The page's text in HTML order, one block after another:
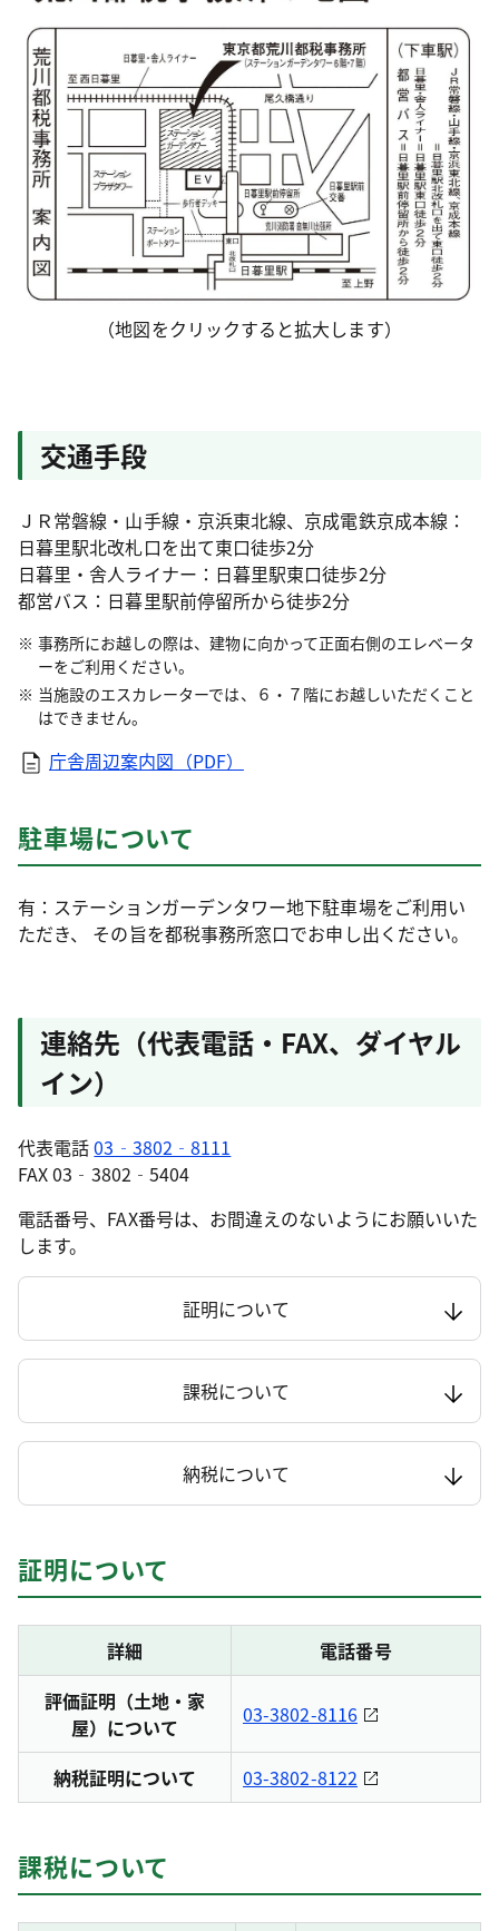
（地図をクリックすると拡大します）
交通手段
ＪＲ常磐線・山手線・京浜東北線、京成電鉄京成本線：
日暮里駅北改札口を出て東口徒歩2分
日暮里・舎人ライナー：日暮里駅東口徒歩2分
都営バス：日暮里駅前停留所から徒歩2分
事務所にお越しの際は、建物に向かって正面右側のエレベータ
ーをご利用ください。
当施設のエスカレーターでは、６・７階にお越しいただくこと
はできません。
庁舎周辺案内図（PDF）
駐車場について
有：ステーションガーデンタワー地下駐車場をご利用い
ただき、 その旨を都税事務所窓口でお申し出ください。
連絡先（代表電話・FAX、ダイヤル
イン）
代表電話03‐3802‐8111
FAX 03‐3802‐5404
電話番号、FAX番号は、お間違えのないようにお願いいた
します。
証明について
課税について
納税について
証明について
詳細
電話番号
評価証明（土地・家
屋）について
03-3802-8116
納税証明について 03-3802-8122
課税について